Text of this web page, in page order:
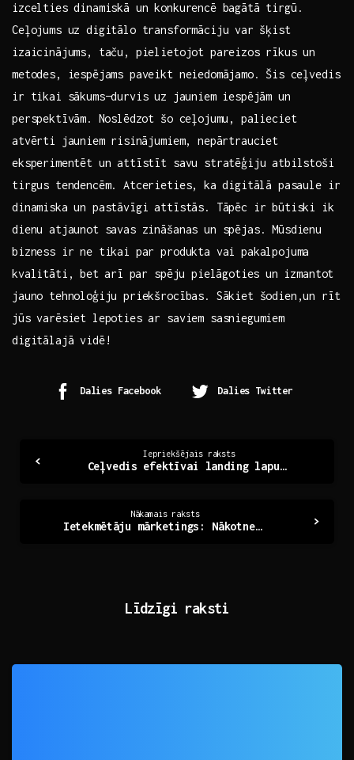
izcelties dinamiskā un konkurencē bagātā tirgū.
Ceļojums uz digitālo transformāciju var ⁣šķist
izaicinājums, taču, pielietojot pareizos rīkus un
metodes, iespējams paveikt‍ neiedomājamo. Šis⁣ ceļvedis
ir tikai sākums—durvis uz ⁢jauniem iespējām un
perspektīvām.⁤ Noslēdzot šo ceļojumu,‍ palieciet
atvērti jauniem ⁢risinājumiem,‌ nepārtrauciet
eksperimentēt un attīstīt savu stratēģiju ‌atbilstoši
tirgus tendencēm. Atcerieties, ⁤ka digitālā pasaule ir
dinamiska un pastāvīgi attīstās. Tāpēc ir būtiski⁢ ik
dienu atjaunot savas zināšanas un spējas. Mūsdienu
bizness ir ne tikai par produkta vai pakalpojuma
kvalitāti, ⁢bet arī ⁤par spēju pielāgoties un⁤ izmantot
jauno tehnoloģiju priekšrocības. Sākiet šodien,un rīt
jūs ‍varēsiet lepoties ar saviem‌ sasniegumiem
‌digitālajā vidē!
Dalies Facebook Dalies Twitter
Iepriekšējais raksts
Ceļvedis efektīvai landing lapu izstrādei: no idejas līdz panākumiem
Nākamais raksts
Ietekmētāju mārketings: Nākotne un izaicinājumi
Līdzīgi raksti